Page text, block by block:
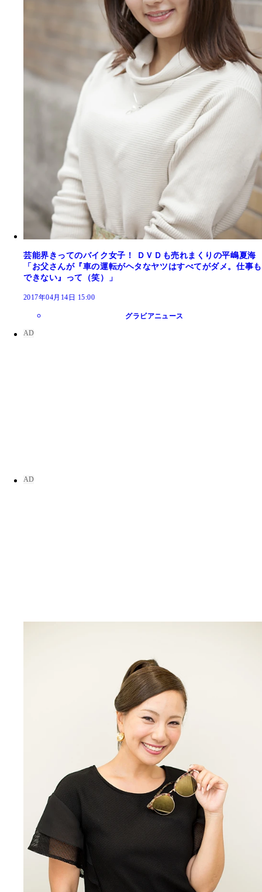
芸能界きってのバイク女子！ ＤＶＤも売れまくりの平嶋夏海
「お父さんが『車の運転がヘタなヤツはすべてがダメ。仕事も
できない』って（笑）」
2017年04月14日 15:00
グラビアニュース